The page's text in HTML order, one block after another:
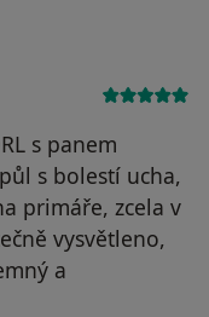
s panem
s bolestí ucha,
primáře, zcela v
vysvětleno,
a